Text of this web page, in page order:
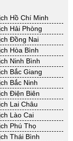
Yên
Nam
Rịa - VT
Giang
Tre
Mau
Giang
An
Ninh
Vinh
Dương
Ninh
Hồ Chí Minh
Hải Phòng
Đồng Nai
Hòa Bình
Ninh Bình
Bắc Giang
Bắc Ninh
Điện Biên
Lai Châu
Lào Cai
Phú Thọ
Thái Bình